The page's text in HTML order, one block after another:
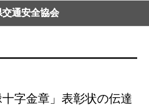
交通安全協会
字金章」表彰状の伝達